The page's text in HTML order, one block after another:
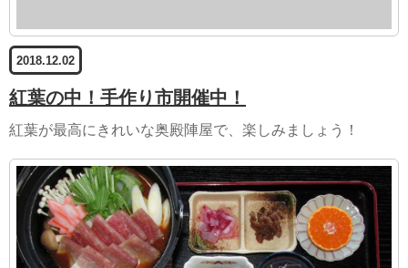
2018.12.02
紅葉の中！手作り市開催中！
紅葉が最高にきれいな奥殿陣屋で、楽しみましょう！